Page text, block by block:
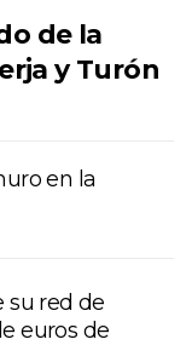
de la
y Turón
en la
su red de
euros de